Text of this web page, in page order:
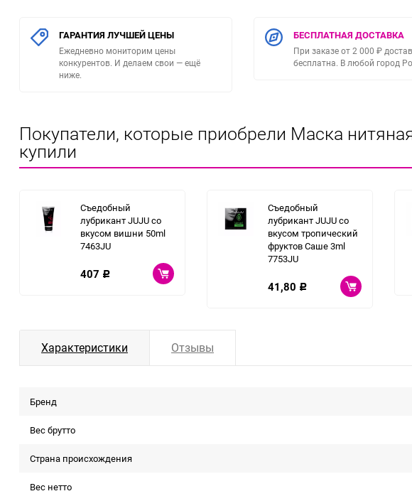
ГАРАНТИЯ ЛУЧШЕЙ ЦЕНЫ
Ежедневно мониторим цены
конкурентов. И делаем свои — ещё
ниже.
БЕСПЛАТНАЯ ДОСТАВКА
При заказе от 2 000 ₽
бесплатна. В любой город
Покупатели, которые приобрели Маска
купили
Съедобный
лубрикант JUJU со
вкусом вишни 50ml
7463JU
407 Р
Съедобный
лубрикант JUJU со
вкусом тропический
фруктов Саше 3ml
7753JU
41,80 Р
Характеристики Отзывы
Бренд
Вес брутто
Страна происхождения
Вес нетто